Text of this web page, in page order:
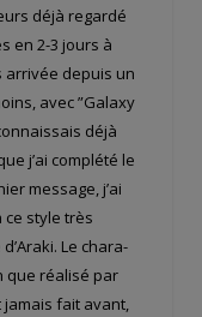
déjà regardé
en 2-3 jours à
arrivée depuis un
avec ”Galaxy
déjà
j’ai complété le
message, j’ai
style très
Le chara-
que réalisé par
jamais fait avant,